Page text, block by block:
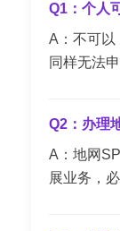
Q1：个人
A：不可以
同样无法申
Q2：办理
A：地网
展业务，